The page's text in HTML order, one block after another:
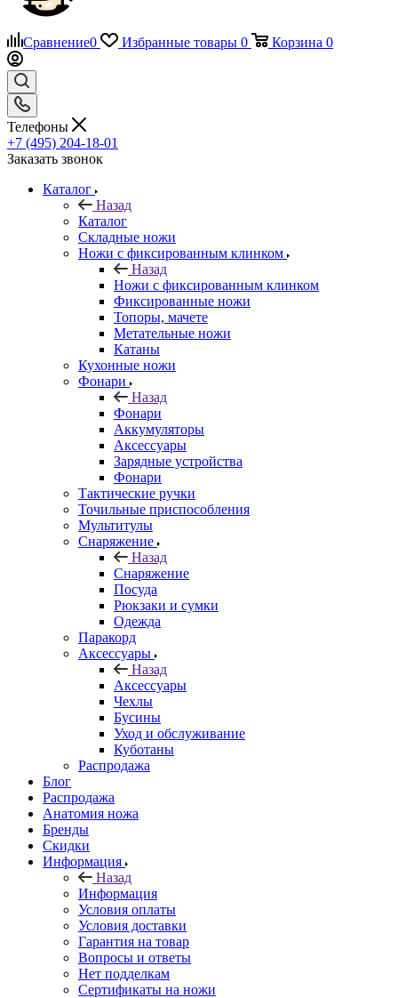
Сравнение0 Избранные товары 0 Корзина 0
Телефоны
+7 (495) 204-18-01
Заказать звонок
Каталог
Назад
Каталог
Складные ножи
Ножи с фиксированным клинком
Назад
Ножи с фиксированным клинком
Фиксированные ножи
Топоры, мачете
Метательные ножи
Катаны
Кухонные ножи
Фонари
Назад
Фонари
Аккумуляторы
Аксессуары
Зарядные устройства
Фонари
Тактические ручки
Точильные приспособления
Мультитулы
Снаряжение
Назад
Снаряжение
Посуда
Рюкзаки и сумки
Одежда
Паракорд
Аксессуары
Назад
Аксессуары
Чехлы
Бусины
Уход и обслуживание
Куботаны
Распродажа
Блог
Распродажа
Анатомия ножа
Бренды
Скидки
Информация
Назад
Информация
Условия оплаты
Условия доставки
Гарантия на товар
Вопросы и ответы
Нет подделкам
Сертификаты на ножи